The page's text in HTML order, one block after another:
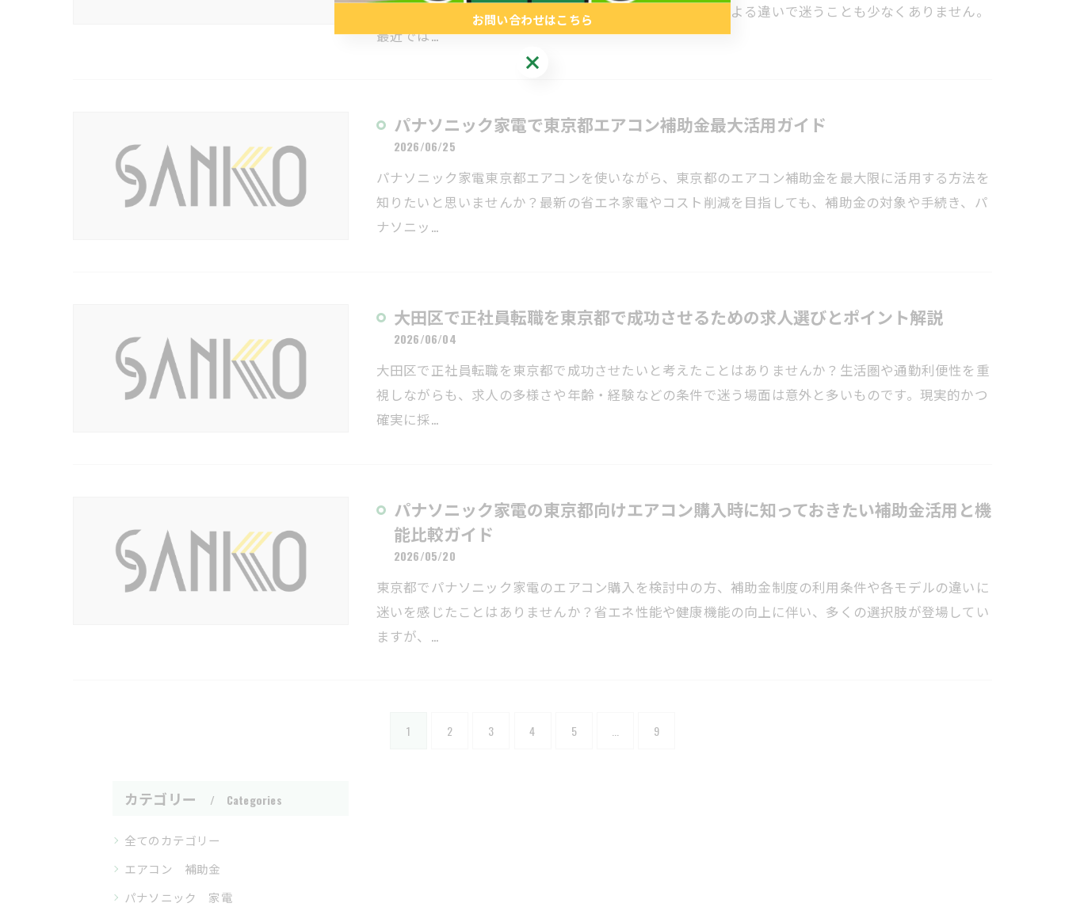
雇用形態や働き方の選択肢がある一方、条件や職場環境による違いで迷うことも少なくありません。
最近では…
パナソニック家電で東京都エアコン補助金最大活用ガイド
2026/06/25
パナソニック家電東京都エアコンを使いながら、東京都のエアコン補助金を最大限に活用する方法を
知りたいと思いませんか？最新の省エネ家電やコスト削減を目指しても、補助金の対象や手続き、パ
ナソニッ…
大田区で正社員転職を東京都で成功させるための求人選びとポイント解説
2026/06/04
大田区で正社員転職を東京都で成功させたいと考えたことはありませんか？生活圏や通勤利便性を重
視しながらも、求人の多様さや年齢・経験などの条件で迷う場面は意外と多いものです。現実的かつ
確実に採…
パナソニック家電の東京都向けエアコン購入時に知っておきたい補助金活用と機
能比較ガイド
2026/05/20
東京都でパナソニック家電のエアコン購入を検討中の方、補助金制度の利用条件や各モデルの違いに
迷いを感じたことはありませんか？省エネ性能や健康機能の向上に伴い、多くの選択肢が登場してい
ますが、…
1 2 3 4 5 9
カテゴリー Categories
全てのカテゴリー
エアコン 補助金
パナソニック 家電
お問い合わせはこちら
お問い合わせはこちら